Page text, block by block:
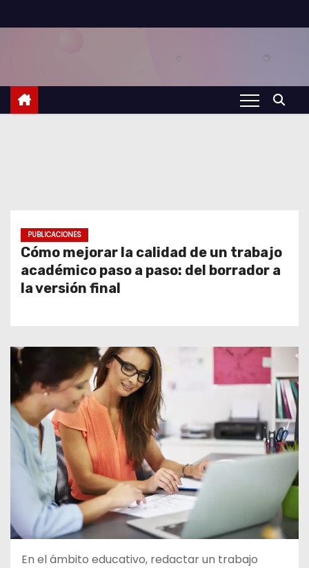
a
r
PUBLICACIONES
Cómo mejorar la calidad de un trabajo
académico paso a paso: del borrador a
la versión final
En el ámbito educativo, redactar un trabajo